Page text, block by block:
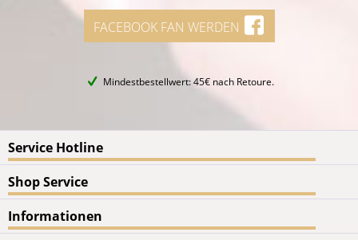
FACEBOOK FAN WERDEN
Mindestbestellwert: 45€ nach Retoure.
Service Hotline
Shop Service
Informationen